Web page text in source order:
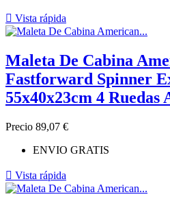
 Vista rápida
Maleta De Cabina
Fastforward Spinner
55x40x23cm 4 Ruedas
Precio 89,07 €
ENVIO GRATIS
 Vista rápida